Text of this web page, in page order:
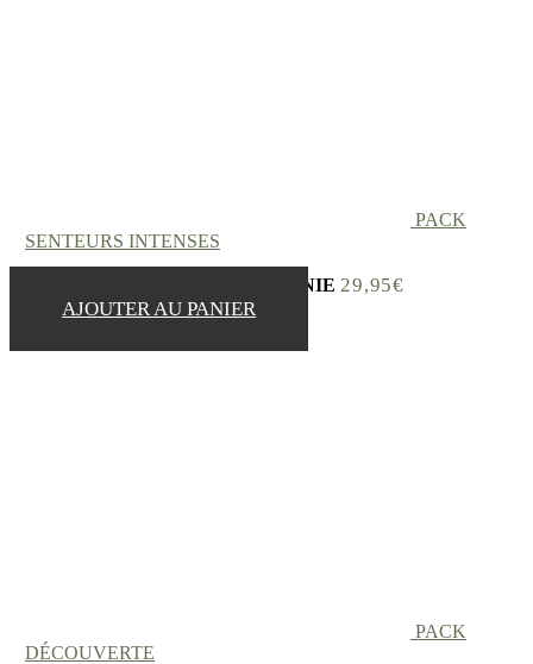
PACK
SENTEURS INTENSES
PACK
DÉCOUVERTE
LA BOUGIE ARMÉNIE 29,95€
AJOUTER AU PANIER